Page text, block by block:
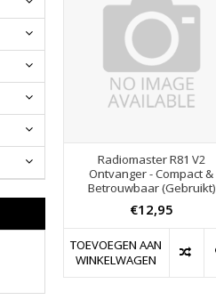
Radiomaster R81 V2
Ontvanger - Compact &
Betrouwbaar (Gebruikt)
€12,95
TOEVOEGEN AAN
WINKELWAGEN